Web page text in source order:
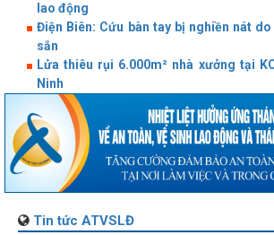
lao động
Điện Biên: Cứu bàn tay bị nghiền nát
sắn
Lửa thiêu rụi 6.000m² nhà xưởng tại
Ninh
Tin tức ATVSLĐ